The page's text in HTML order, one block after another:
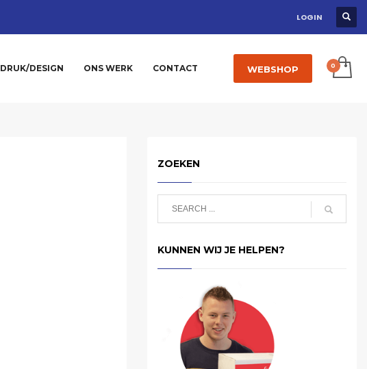
LOGIN
DRUK/DESIGN ONS WERK CONTACT WEBSHOP
ZOEKEN
KUNNEN WIJ JE HELPEN?